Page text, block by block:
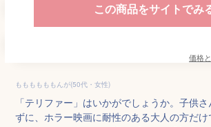
この商品をサイトでみ
価格
ももももももんが(50代・女性)
「テリファー」はいかがでしょうか。子供
ずに、ホラー映画に耐性のある大人の方だ